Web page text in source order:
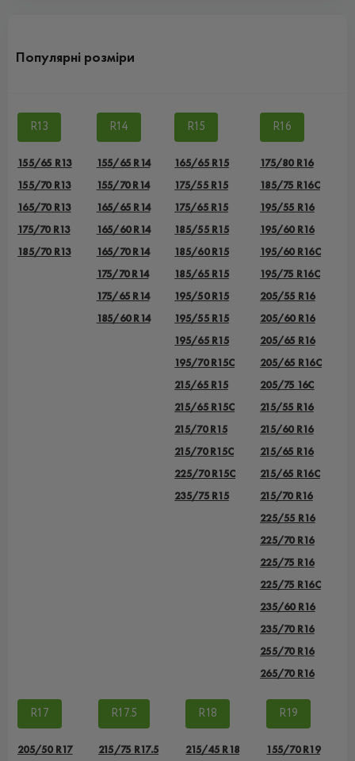
Популярні розміри
R13
155/65 R13
155/70 R13
165/70 R13
175/70 R13
185/70 R13
R14
155/65 R14
155/70 R14
165/65 R14
165/60 R14
165/70 R14
175/70 R14
175/65 R14
185/60 R14
R15
165/65 R15
175/55 R15
175/65 R15
185/55 R15
185/60 R15
185/65 R15
195/50 R15
195/55 R15
195/65 R15
195/70 R15C
215/65 R15
215/65 R15C
215/70 R15
215/70 R15C
225/70 R15C
235/75 R15
R16
175/80 R16
185/75 R16C
195/55 R16
195/60 R16
195/60 R16C
195/75 R16C
205/55 R16
205/60 R16
205/65 R16
205/65 R16C
205/75 16C
215/55 R16
215/60 R16
215/65 R16
215/65 R16C
215/70 R16
225/55 R16
225/70 R16
225/75 R16
225/75 R16С
235/60 R16
235/70 R16
255/70 R16
265/70 R16
R17
205/50 R17
R17.5
215/75 R17.5
R18
215/45 R18
R19
155/70 R19